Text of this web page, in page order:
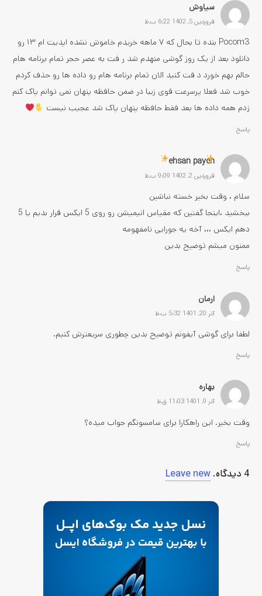
4 دیدگاه.
Leave new
سیاوش
فروردین 5, 1402 6:22 ب.ظ
Pocom3 بنده تا بحال که ۷ ماهه خریدم خاموش نشده اپدیت ام ۱۳ رو
دانلود بعد از یک روز گوشی منهدم شد ر فت به عصر حجر تمام برنامه هام
حالم بهم خورد د قت کنید الان تمام برنامه هام رو داده ها رو حذف کردم
خوب شد فعلا پرسرعت قوی زیبا در ضمن حافظه پنهان نمی توانم پاک کنم
زدم همه داده ها بعد فقط حافظه پنهان پاک شد عجیب نیست
پاسخ
ehsan payeh
فروردین 2, 1402 9:09 ب.ظ
سلام ، وقت بخیر خسته نباشین
ببخشید ،اینجا گفتین که مقیاس انیمیشن رو روی 5 ایکس قرار بدیم یا 5
دهم ایکس ،،، آخه یه جورایی نامفهومه
ممنون میشم توضیح بدین
پاسخ
ارمان
آذر 20, 1401 5:32 ب.ظ
لطفا برای گوشی آیفونم توضیح بدین چطوری سریعترش کنیم.
پاسخ
بهاره
آذر 9, 1401 11:03 ق.ظ
وقت بخیر. این راهکارا برای سامسونگم جواب میده؟
پاسخ